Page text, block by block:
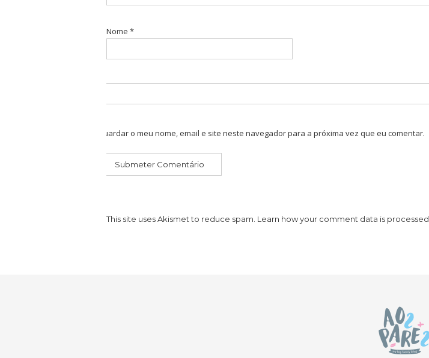
Nome *
Guardar o meu nome, email e site neste navegador para a próxima vez que eu comentar.
This site uses Akismet to reduce spam. Learn how your comment data is processed.